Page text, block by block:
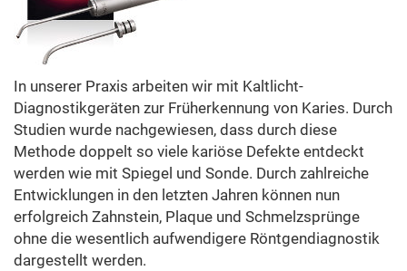
In unserer Praxis arbeiten wir mit Kaltlicht-
Diagnostikgeräten zur Früherkennung von Karies. Durch
Studien wurde nachgewiesen, dass durch diese
Methode doppelt so viele kariöse Defekte entdeckt
werden wie mit Spiegel und Sonde. Durch zahlreiche
Entwicklungen in den letzten Jahren können nun
erfolgreich Zahnstein, Plaque und Schmelzsprünge
ohne die wesentlich aufwendigere Röntgendiagnostik
dargestellt werden.